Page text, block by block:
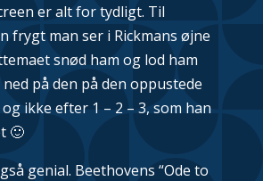
er alt for tydligt. Til
frygt man ser i Rickmans øjne
snød ham og lod ham
på den på den oppustede
ikke efter 1 – 2 – 3, som han
🙂
genial. Beethovens “Ode to